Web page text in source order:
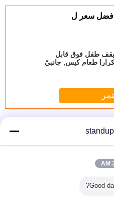
سعر ل
محبوب/pe يقف طفل فوق قابل
طعام كيس, جانبيّ
الوقوف
Good